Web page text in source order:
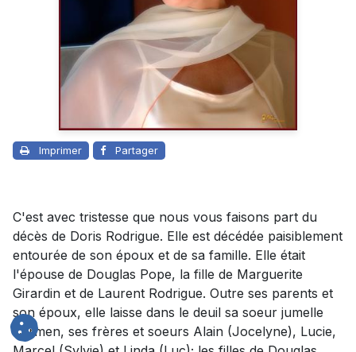
Imprimer Partager
C'est avec tristesse que nous vous faisons part du
décès de Doris Rodrigue. Elle est décédée paisiblement
entourée de son époux et de sa famille. Elle était
l'épouse de Douglas Pope, la fille de Marguerite
Girardin et de Laurent Rodrigue. Outre ses parents et
son époux, elle laisse dans le deuil sa soeur jumelle
Carmen, ses frères et soeurs Alain (Jocelyne), Lucie,